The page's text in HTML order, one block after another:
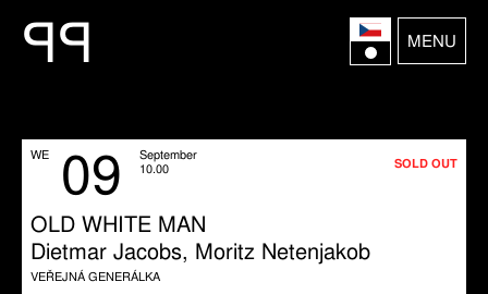
PP MENU
WE 09
September
10.00
OLD WHITE MAN
Dietmar Jacobs, Moritz Netenjakob
VEŘEJNÁ GENERÁLKA
SOLD OUT